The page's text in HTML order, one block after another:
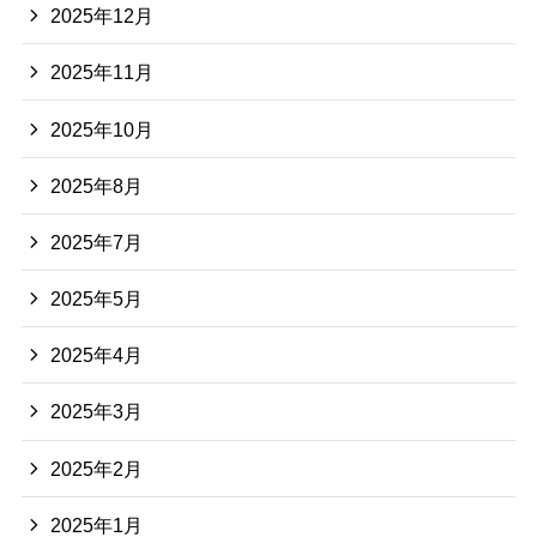
2025年12月
2025年11月
2025年10月
2025年8月
2025年7月
2025年5月
2025年4月
2025年3月
2025年2月
2025年1月